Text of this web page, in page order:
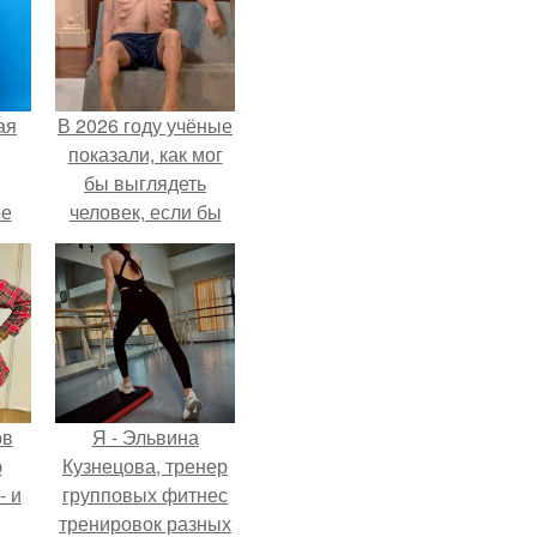
В 2026 году учёные
показали, как мог
бы выглядеть
человек, если бы
его тело
эволюционировало
специально для
выживания в
автокатастpoфах.
и
Я - Эльвина
Кузнецова, тренер
групповых фитнес
тренировок разных